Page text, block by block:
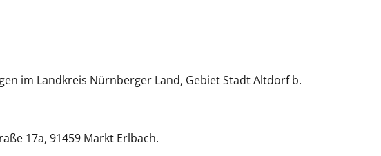
im Landkreis Nürnberger Land, Gebiet Stadt Altdorf b.
17a, 91459 Markt Erlbach.